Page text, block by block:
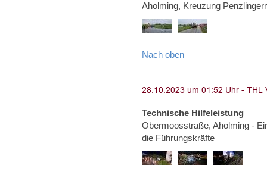
Aholming, Kreuzung
Nach oben
Technische Hilfeleistung
Obermoosstraße, Aholming -
die Führungskräfte